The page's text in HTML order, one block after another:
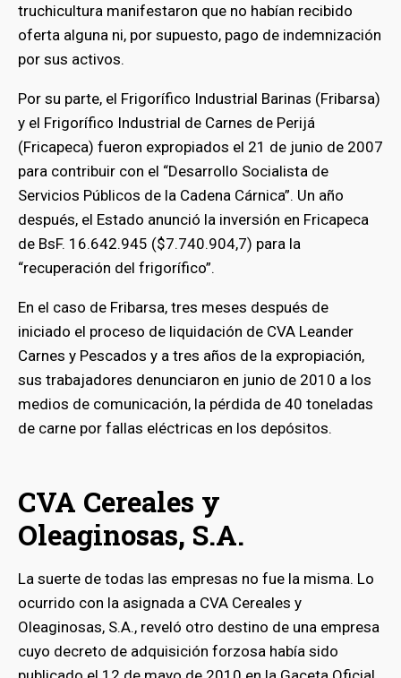
truchicultura manifestaron que no habían recibido
oferta alguna ni, por supuesto, pago de indemnización
por sus activos.
Por su parte, el Frigorífico Industrial Barinas (Fribarsa)
y el Frigorífico Industrial de Carnes de Perijá
(Fricapeca) fueron expropiados el 21 de junio de 2007
para contribuir con el “Desarrollo Socialista de
Servicios Públicos de la Cadena Cárnica”. Un año
después, el Estado anunció la inversión en Fricapeca
de BsF. 16.642.945 ($7.740.904,7) para la
“recuperación del frigorífico”.
En el caso de Fribarsa, tres meses después de
iniciado el proceso de liquidación de CVA Leander
Carnes y Pescados y a tres años de la expropiación,
sus trabajadores denunciaron en junio de 2010 a los
medios de comunicación, la pérdida de 40 toneladas
de carne por fallas eléctricas en los depósitos.
CVA Cereales y
Oleaginosas, S.A.
La suerte de todas las empresas no fue la misma. Lo
ocurrido con la asignada a CVA Cereales y
Oleaginosas, S.A., reveló otro destino de una empresa
cuyo decreto de adquisición forzosa había sido